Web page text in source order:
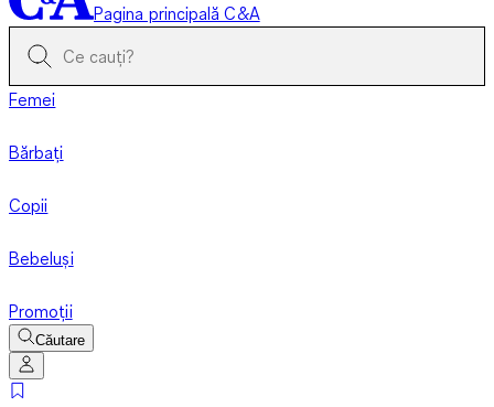
Pagina principală C&A
Femei
Bărbați
Copii
Bebeluși
Promoții
Căutare